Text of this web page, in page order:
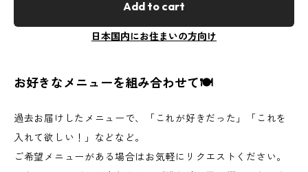
Add to cart
日本国内にお住まいの方向け
お好きなメニューを組み合わせて🍽
過去お届けしたメニューで、「これが好きだった」「これを
入れて欲しい！」などなど。
ご希望メニューがある場合はお気軽にリクエストください。